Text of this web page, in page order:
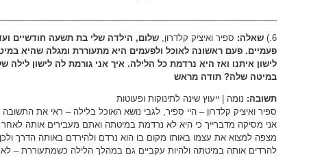
6.) שאלה: ספיר ואיציק קלדרון,שלום, הילדה שלי בת תשעה חודשיים
פעמיים. פעם ראשונה לאוכל ולפעמים היא מתעוררת ומגלה שהיא
לישון איתנו ואז היא נרדמת כל הלילה. איך אני גורמת לה לישון לילה
במיטה שלה? תודה מראש
תשובה: נומה | ייעוץ שינה לתינוקות ופעוטות
ספיר ואיציק קלדרון – היי ספיר, לגבי נושא האוכל בלילה – ראי את
אני מסיקה מדברייך כי היא לא נרדמת במיטתה ואתם מעבירים אותה
מצפה למצוא את עצמו באותו מקום בו הוא נרדם ולהירדם באותה הדרך
להרדים אותה במיטתה ולהיות עקביים גם במהלך הלילה כשמתעוררת –